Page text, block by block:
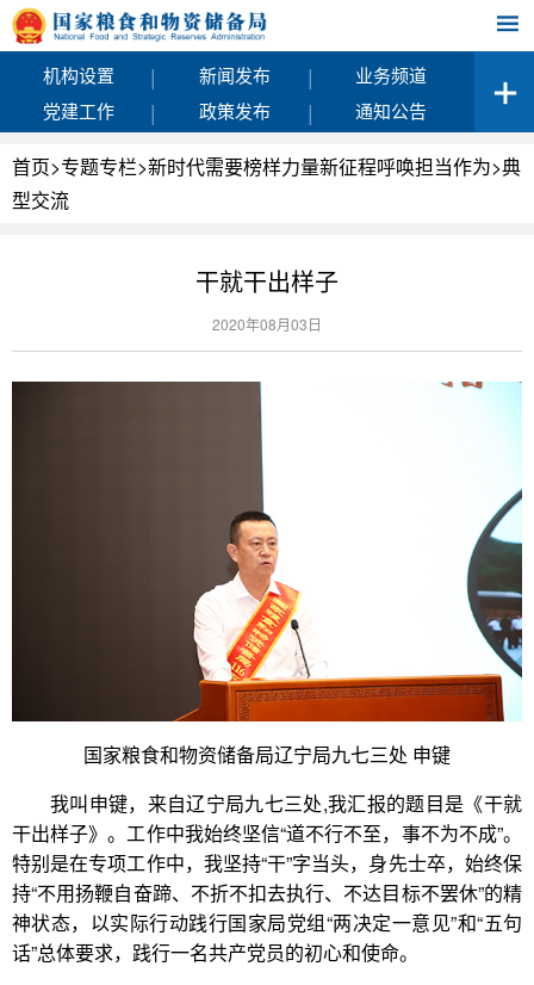
机构设置 | 新闻发布 |
业务频道
党建工作
| 政策发布 | 通知公告
首页>专题专栏>新时代需要榜样力量新征程呼唤担当作为>典
型交流
干就干出样子
2020年08月03日
国家粮食和物资储备局辽宁局九七三处 申键
我叫申键，来自辽宁局九七三处,我汇报的题目是《干就
干出样子》。工作中我始终坚信“道不行不至，事不为不成”。
特别是在专项工作中，我坚持“干”字当头，身先士卒，始终保
持“不用扬鞭自奋蹄、不折不扣去执行、不达目标不罢休”的精
神状态，以实际行动践行国家局党组“两决定一意见”和“五句
话”总体要求，践行一名共产党员的初心和使命。